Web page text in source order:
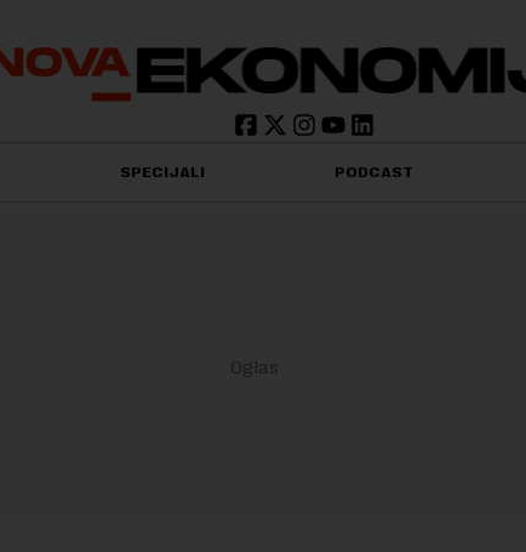
SPECIJALI PODCAST